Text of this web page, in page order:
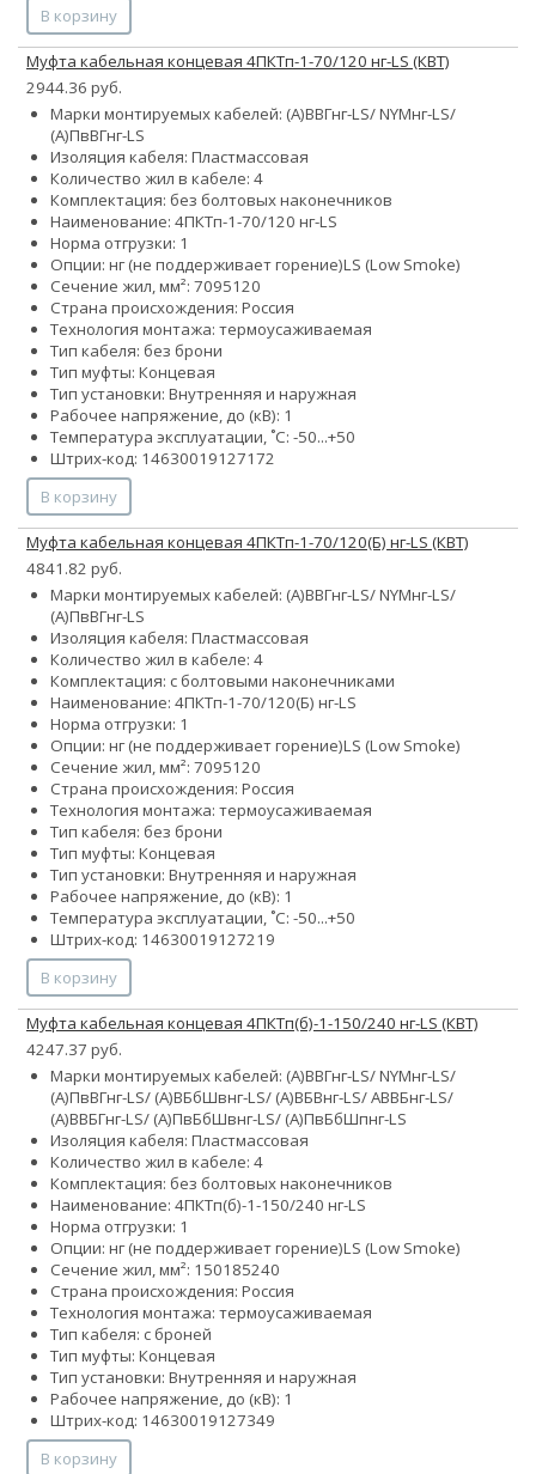
В корзину
Муфта кабельная концевая 4ПКТп-1-70/120 нг-LS (КВТ)
2944.36 руб.
Марки монтируемых кабелей: (А)ВВГнг-LS/ NYMнг-LS/
(А)ПвВГнг-LS
Изоляция кабеля: Пластмассовая
Количество жил в кабеле: 4
Комплектация: без болтовых наконечников
Наименование: 4ПКТп-1-70/120 нг-LS
Норма отгрузки: 1
Опции: нг (не поддерживает горение)LS (Low Smoke)
Сечение жил, мм²: 7095120
Страна происхождения: Россия
Технология монтажа: термоусаживаемая
Тип кабеля: без брони
Тип муфты: Концевая
Тип установки: Внутренняя и наружная
Рабочее напряжение, до (кВ): 1
Температура эксплуатации, ˚С: -50...+50
Штрих-код: 14630019127172
В корзину
Муфта кабельная концевая 4ПКТп-1-70/120(Б) нг-LS (КВТ)
4841.82 руб.
Марки монтируемых кабелей: (А)ВВГнг-LS/ NYMнг-LS/
(А)ПвВГнг-LS
Изоляция кабеля: Пластмассовая
Количество жил в кабеле: 4
Комплектация: с болтовыми наконечниками
Наименование: 4ПКТп-1-70/120(Б) нг-LS
Норма отгрузки: 1
Опции: нг (не поддерживает горение)LS (Low Smoke)
Сечение жил, мм²: 7095120
Страна происхождения: Россия
Технология монтажа: термоусаживаемая
Тип кабеля: без брони
Тип муфты: Концевая
Тип установки: Внутренняя и наружная
Рабочее напряжение, до (кВ): 1
Температура эксплуатации, ˚С: -50...+50
Штрих-код: 14630019127219
В корзину
Муфта кабельная концевая 4ПКТп(б)-1-150/240 нг-LS (КВТ)
4247.37 руб.
Марки монтируемых кабелей: (А)ВВГнг-LS/ NYMнг-LS/
(А)ПвВГнг-LS/ (А)ВБбШвнг-LS/ (А)ВБВнг-LS/ АВВБнг-LS/
(А)ВВБГнг-LS/ (А)ПвБбШвнг-LS/ (А)ПвБбШпнг-LS
Изоляция кабеля: Пластмассовая
Количество жил в кабеле: 4
Комплектация: без болтовых наконечников
Наименование: 4ПКТп(б)-1-150/240 нг-LS
Норма отгрузки: 1
Опции: нг (не поддерживает горение)LS (Low Smoke)
Сечение жил, мм²: 150185240
Страна происхождения: Россия
Технология монтажа: термоусаживаемая
Тип кабеля: с броней
Тип муфты: Концевая
Тип установки: Внутренняя и наружная
Рабочее напряжение, до (кВ): 1
Штрих-код: 14630019127349
В корзину